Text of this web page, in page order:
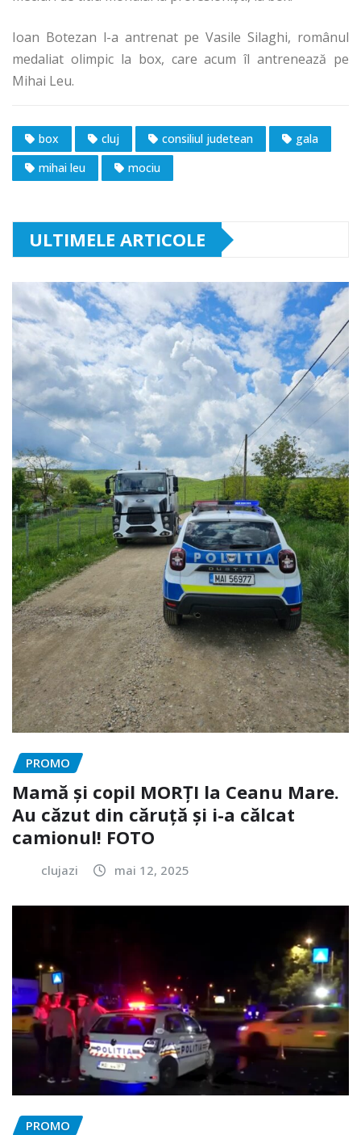
Ioan Botezan l-a antrenat pe Vasile Silaghi, românul
medaliat olimpic la box, care acum îl antrenează pe
Mihai Leu.
box cluj consiliul judetean
gala
mihai leu
mociu
ULTIMELE ARTICOLE
PROMO
Mamă și copil MORȚI la Ceanu Mare.
Au căzut din căruță și i-a călcat
camionul! FOTO
clujazi mai 12, 2025
PROMO